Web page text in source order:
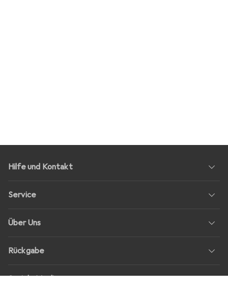
Hilfe und Kontakt
Service
Über Uns
Rückgabe
Soziale Medien